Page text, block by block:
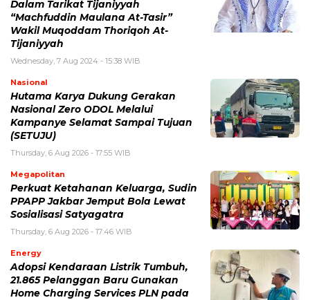
Dalam Tarikat Tijaniyyah
“Machfuddin Maulana At-Tasir”
Wakil Muqoddam Thoriqoh At-
Tijaniyyah
Wednesday, 7 Aug 2024 - 15:38 WIB
Nasional
Hutama Karya Dukung Gerakan
Nasional Zero ODOL Melalui
Kampanye Selamat Sampai Tujuan
(SETUJU)
Thursday, 6 Aug 2026 - 17:55 WIB
Megapolitan
Perkuat Ketahanan Keluarga, Sudin
PPAPP Jakbar Jemput Bola Lewat
Sosialisasi Satyagatra
Thursday, 6 Aug 2026 - 17:46 WIB
Energy
Adopsi Kendaraan Listrik Tumbuh,
21.865 Pelanggan Baru Gunakan
Home Charging Services PLN pada